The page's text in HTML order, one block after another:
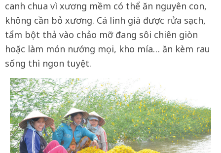
canh chua vì xương mềm có thể ăn nguyên con,
không cần bỏ xương. Cá linh già được rửa sạch,
tẩm bột thả vào chảo mỡ đang sôi chiên giòn
hoặc làm món nướng mọi, kho mía… ăn kèm rau
sống thì ngon tuyệt.